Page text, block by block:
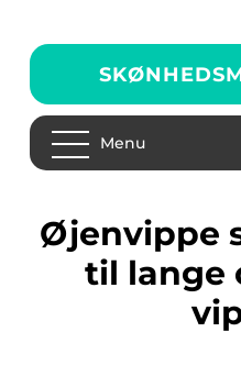
Menu
Øjenvippe serum: Vejen
til lange